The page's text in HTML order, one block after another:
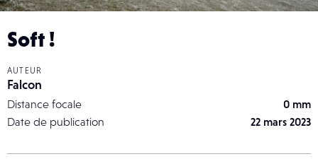
Soft !
AUTEUR
Falcon
Distance focale
0 mm
Date de publication
22 mars 2023